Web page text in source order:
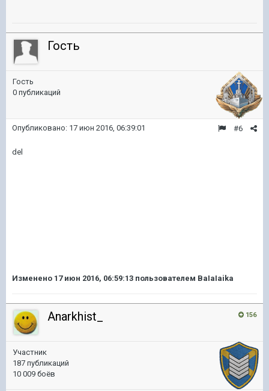
Гость
Гость
0 публикаций
#6
Опубликовано: 17 июн 2016, 06:39:01
del
Изменено 17 июн 2016, 06:59:13 пользователем BaIaIaika
156
Anarkhist_
Участник
187 публикаций
10 009 боёв